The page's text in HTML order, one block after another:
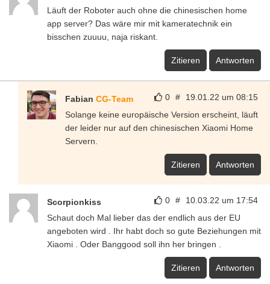
Läuft der Roboter auch ohne die chinesischen home
app server? Das wäre mir mit kameratechnik ein
bisschen zuuuu, naja riskant.
Zitieren Antworten
0 # 19.01.22 um 08:15
Fabian CG-Team
Solange keine europäische Version erscheint, läuft
der leider nur auf den chinesischen Xiaomi Home
Servern.
Zitieren Antworten
0 # 10.03.22 um 17:54
Scorpionkiss
Schaut doch Mal lieber das der endlich aus der EU
angeboten wird . Ihr habt doch so gute Beziehungen mit
Xiaomi . Oder Banggood soll ihn her bringen .
Zitieren Antworten